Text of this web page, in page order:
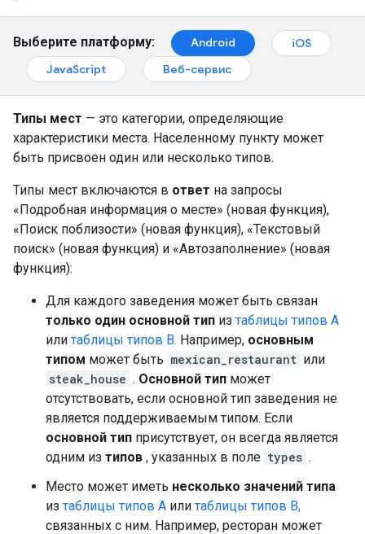
Выберите платформу: Android
iOS
JavaScript
Веб-сервис
Типы мест — это категории, определяющие
характеристики места. Населенному пункту может
быть присвоен один или несколько типов.
Типы мест включаются в ответ на запросы
«Подробная информация о месте» (новая функция),
«Поиск поблизости» (новая функция), «Текстовый
поиск» (новая функция) и «Автозаполнение» (новая
функция):
Для каждого заведения может быть связан
только один основной тип из таблицы типов A
или таблицы типов B. Например, основным
типом может быть mexican_restaurant или
steak_house . Основной тип может
отсутствовать, если основной тип заведения не
является поддерживаемым типом. Если
основной тип присутствует, он всегда является
одним из типов , указанных в поле types .
Место может иметь несколько значений типа
из таблицы типов A или таблицы типов B,
связанных с ним. Например, ресторан может